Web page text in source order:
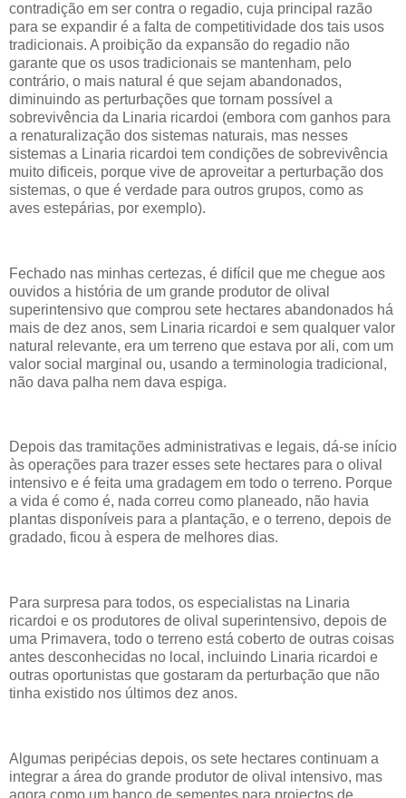
contradição em ser contra o regadio, cuja principal razão
para se expandir é a falta de competitividade dos tais usos
tradicionais. A proibição da expansão do regadio não
garante que os usos tradicionais se mantenham, pelo
contrário, o mais natural é que sejam abandonados,
diminuindo as perturbações que tornam possível a
sobrevivência da Linaria ricardoi (embora com ganhos para
a renaturalização dos sistemas naturais, mas nesses
sistemas a Linaria ricardoi tem condições de sobrevivência
muito dificeis, porque vive de aproveitar a perturbação dos
sistemas, o que é verdade para outros grupos, como as
aves estepárias, por exemplo).
Fechado nas minhas certezas, é difícil que me chegue aos
ouvidos a história de um grande produtor de olival
superintensivo que comprou sete hectares abandonados há
mais de dez anos, sem Linaria ricardoi e sem qualquer valor
natural relevante, era um terreno que estava por ali, com um
valor social marginal ou, usando a terminologia tradicional,
não dava palha nem dava espiga.
Depois das tramitações administrativas e legais, dá-se início
às operações para trazer esses sete hectares para o olival
intensivo e é feita uma gradagem em todo o terreno. Porque
a vida é como é, nada correu como planeado, não havia
plantas disponíveis para a plantação, e o terreno, depois de
gradado, ficou à espera de melhores dias.
Para surpresa para todos, os especialistas na Linaria
ricardoi e os produtores de olival superintensivo, depois de
uma Primavera, todo o terreno está coberto de outras coisas
antes desconhecidas no local, incluindo Linaria ricardoi e
outras oportunistas que gostaram da perturbação que não
tinha existido nos últimos dez anos.
Algumas peripécias depois, os sete hectares continuam a
integrar a área do grande produtor de olival intensivo, mas
agora como um banco de sementes para projectos de